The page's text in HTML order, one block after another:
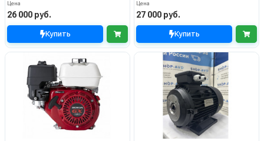
Цена
26 000 руб.
Купить
Цена
27 000 руб.
Купить